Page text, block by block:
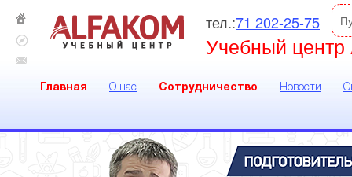
тел.:71 202-25-75
Учебный центр
Главная О нас Сотрудничество Новости